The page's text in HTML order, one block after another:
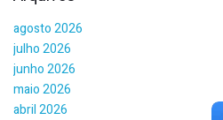
agosto 2026
julho 2026
junho 2026
maio 2026
abril 2026